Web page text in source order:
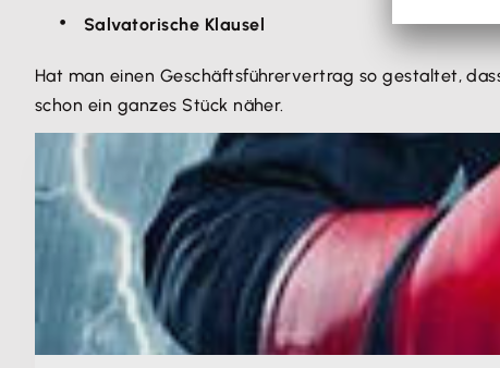
Salvatorische Klausel
Hat man einen Geschäftsführervertrag so gestaltet,
schon ein ganzes Stück näher.